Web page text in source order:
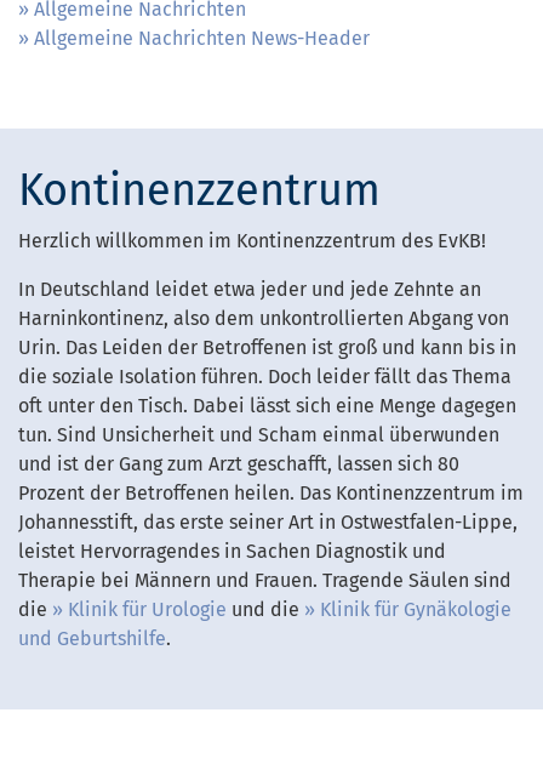
Allgemeine Nachrichten
Allgemeine Nachrichten News-Header
Kontinenzzentrum
Herzlich willkommen im Kontinenzzentrum des EvKB!
In Deutschland leidet etwa jeder und jede Zehnte an
Harninkontinenz, also dem unkontrollierten Abgang von
Urin. Das Leiden der Betroffenen ist groß und kann bis in
die soziale Isolation führen. Doch leider fällt das Thema
oft unter den Tisch. Dabei lässt sich eine Menge dagegen
tun. Sind Unsicherheit und Scham einmal überwunden
und ist der Gang zum Arzt geschafft, lassen sich 80
Prozent der Betroffenen heilen. Das Kontinenzzentrum im
Johannesstift, das erste seiner Art in Ostwestfalen-Lippe,
leistet Hervorragendes in Sachen Diagnostik und
Therapie bei Männern und Frauen. Tragende Säulen sind
die
Klinik für Urologie und die
Klinik für Gynäkologie
und Geburtshilfe.